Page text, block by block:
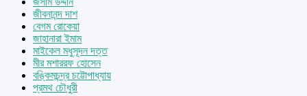
জীবনানন্দ দাশ
বেগম রোকেয়া
জাহানারা ইমাম
মাইকেল মধুসূদন দত্ত
মীর মশাররফ হোসেন
বঙ্কিমচন্দ্র চট্টোপাধ্যায়
প্রমথ চৌধুরী